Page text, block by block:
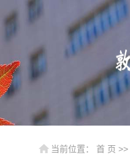
当前位置： 首 页 >>